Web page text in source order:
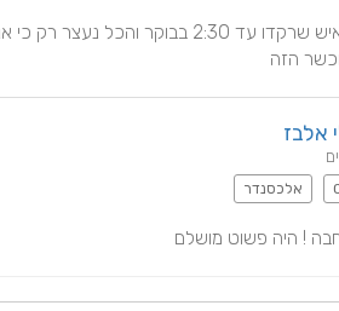
הזה
אלבז
אלכסנדר
! היה פשוט מושלם